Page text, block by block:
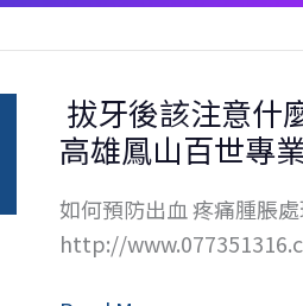
拔牙後該注意什
高雄鳳山百世專
如何預防出血 疼痛腫脹
http://